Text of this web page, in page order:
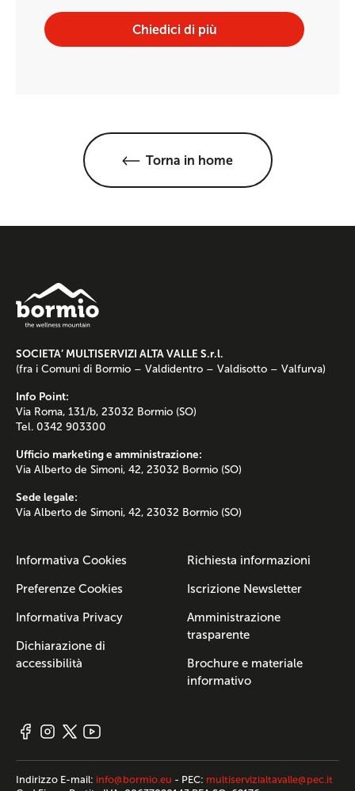
Chiedici di più
Torna in home
SOCIETA’ MULTISERVIZI ALTA VALLE S.r.l.
(fra i Comuni di Bormio – Valdidentro – Valdisotto – Valfurva)
Info Point:
Via Roma, 131/b, 23032 Bormio (SO)
Tel. 0342 903300
Ufficio marketing e amministrazione:
Via Alberto de Simoni, 42, 23032 Bormio (SO)
Sede legale:
Via Alberto de Simoni, 42, 23032 Bormio (SO)
Informativa Cookies
Preferenze Cookies
Informativa Privacy
Dichiarazione di
accessibilità
Richiesta informazioni
Iscrizione Newsletter
Amministrazione
trasparente
Brochure e materiale
informativo
Indirizzo E-mail: info@bormio.eu - PEC: multiservizialtavalle@pec.it